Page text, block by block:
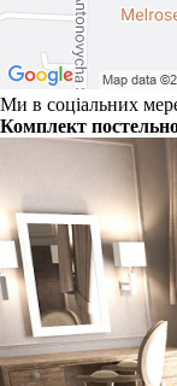
Ми в соціальних
Комплект